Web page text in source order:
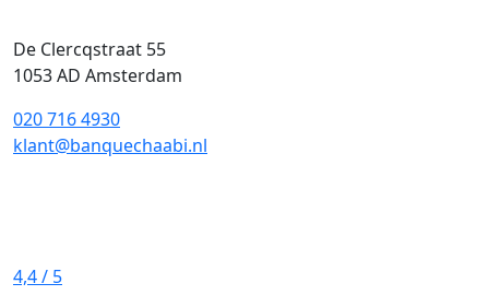
De Clercqstraat 55
1053 AD Amsterdam
020 716 4930
klant@banquechaabi.nl
4,4/ 5